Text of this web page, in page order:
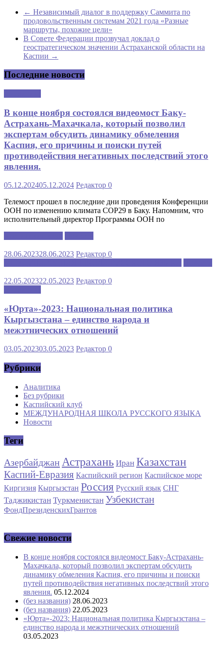
← Независимый диалог в поддержку Саммита по
продовольственным системам 2021 года «Разные
маршруты, похожие цели»
В Совете Федерации прозвучал доклад о
геостратегическом значении Астраханской области на
Каспии →
Последние новости
В конце ноября состоялся видеомост Баку-
Астрахань-Махачкала, который позволил
экспертам обсудить динамику обмеления
Каспия, его причины и поиски путей
противодействия негативных последствий этого
явления.
05.12.202405.12.2024 Редактор 0
Телемост прошел в последние дни проведения Конференции
ООН по изменению климата COP29 в Баку. Напомним, что
исполнительный директор Программы ООН по
28.06.202328.06.2023 Редактор 0
22.05.202322.05.2023 Редактор 0
«Юрта»-2023: Национальная политика
Кыргызстана – единство народа и
межэтнических отношений
03.05.202303.05.2023 Редактор 0
Рубрики
Аналитика
Без рубрики
Каспийский клуб
МЕЖДУНАРОДНАЯ ШКОЛА РУССКОГО ЯЗЫКА
Новости
Теги
Азербайджан Астрахань Иран Казахстан
Каспий-Евразия Каспийский регион Каспийское море
Киргизия Кыргызстан Россия Русский язык СНГ
Таджикистан Туркменистан Узбекистан
ФондПрезиденскихГрантов
Свежие новости
В конце ноября состоялся видеомост Баку-Астрахань-
Махачкала, который позволил экспертам обсудить
динамику обмеления Каспия, его причины и поиски
путей противодействия негативных последствий этого
явления. 05.12.2024
(без названия) 28.06.2023
(без названия) 22.05.2023
«Юрта»-2023: Национальная политика Кыргызстана –
единство народа и межэтнических отношений
03.05.2023